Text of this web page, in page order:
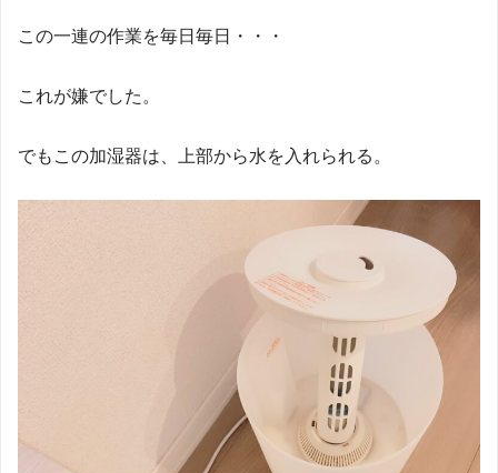
この一連の作業を毎日毎日・・・
これが嫌でした。
でもこの加湿器は、上部から水を入れられる。